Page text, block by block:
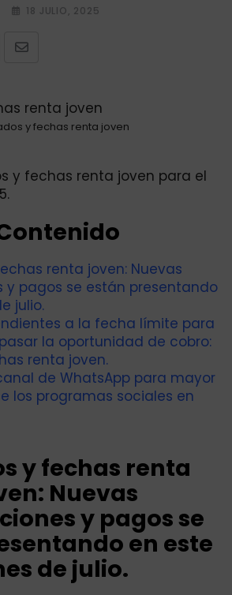
18 JULIO, 2025
Share
y fechas renta joven
y fechas renta joven para el
renta joven: Nuevas
y pagos se están presentando
julio.
a la fecha límite para
la oportunidad de cobro:
renta joven.
de WhatsApp para mayor
los programas sociales en
y fechas renta
Nuevas
y pagos se
en este
de julio.